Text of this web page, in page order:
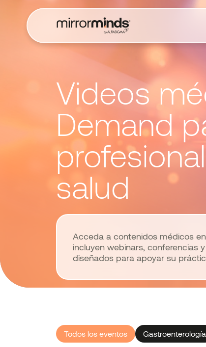
Videos
Demand
salud
Acceda a contenidos médicos
incluyen webinars, conferencias
diseñados para apoyar su
Todos los eventos Gastroenterología